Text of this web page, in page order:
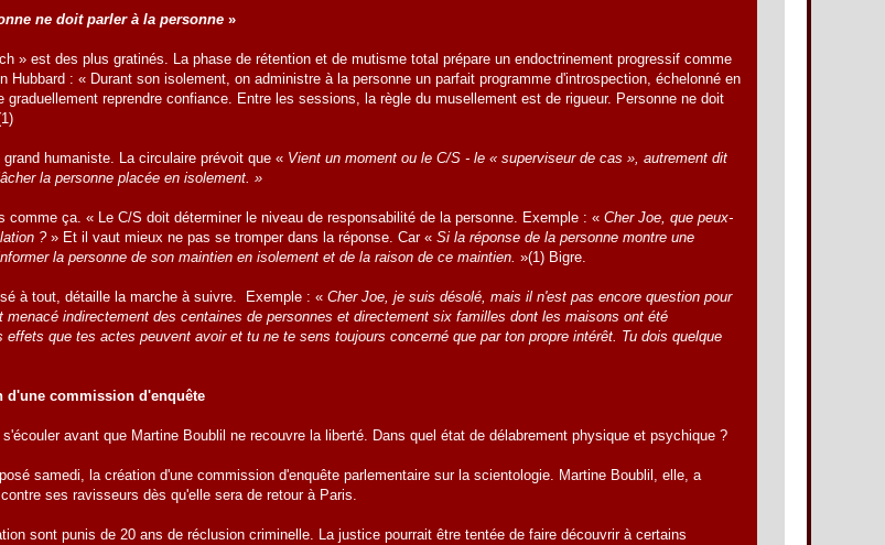
ne doit parler à la personne »
» est des plus gratinés. La phase de rétention et de mutisme total prépare un endoctrinement progressif comme
Hubbard : « Durant son isolement, on administre à la personne un parfait programme d'introspection, échelonné en
reprendre confiance. Entre les sessions, la règle du musellement est de rigueur. Personne ne doit
humaniste. La circulaire prévoit que « Vient un moment ou le C/S - le « superviseur de cas », autrement dit
la personne placée en isolement. »
comme ça. « Le C/S doit déterminer le niveau de responsabilité de la personne. Exemple : «Cher Joe, que peux-
?» Et il vaut mieux ne pas se tromper dans la réponse. Car «Si la réponse de la personne montre une
la personne de son maintien en isolement et de la raison de ce maintien. »(1) Bigre.
à tout, détaille la marche à suivre. Exemple : «Cher Joe, je suis désolé, mais il n'est pas encore question pour
indirectement des centaines de personnes et directement six familles dont les maisons ont été
que tes actes peuvent avoir et tu ne te sens toujours concerné que par ton propre intérêt. Tu dois quelque
d'une commission d'enquête
avant que Martine Boublil ne recouvre la liberté. Dans quel état de délabrement physique et psychique ?
samedi, la création d'une commission d'enquête parlementaire sur la scientologie. Martine Boublil, elle, a
ses ravisseurs dès qu'elle sera de retour à Paris.
sont punis de 20 ans de réclusion criminelle. La justice pourrait être tentée de faire découvrir à certains